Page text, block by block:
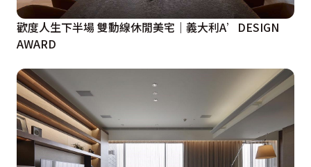
歡度人生下半場 雙動線休閒美宅｜義大利A’DESIGN
AWARD